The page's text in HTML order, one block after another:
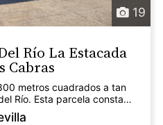
19
Río La Estacada
Cabras
metros cuadrados a tan
Río. Esta parcela consta
de...